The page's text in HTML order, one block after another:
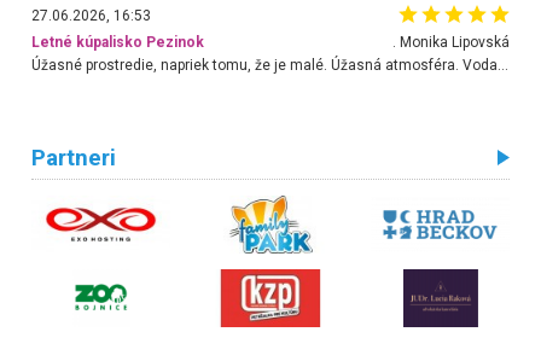
27.06.2026, 16:53
Letné kúpalisko Pezinok
. Monika Lipovská
Úžasné prostredie, napriek tomu, že je malé. Úžasná atmosféra. Voda fantastická a nádherná. Ľudí je pomerne veľa, ale su mili a ohľaduplní. Je veľmi zaujímavé sledovať, ako dokážu spolu športovať cudzí ľudia a bez ohľadu na vek. Vládne tu pohoda. Vnuka neviem dostať z vody. Ďakujem za krásny deň . Urcite sa sem vrátim. Jediný problém je s parkovaním, ale aj ten sa mi podarilo vyriešiť. Monika Bratislava
Partneri